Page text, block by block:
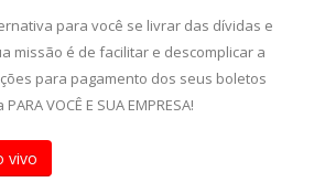
para você se livrar das dívidas e
missão é de facilitar e descomplicar a
para pagamento dos seus boletos
VOCÊ E SUA EMPRESA!
vivo